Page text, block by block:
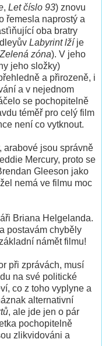
, Let číslo 93) znovu
řemesla naprostý a
oba bratry
Labyrint lžíje
Zelená zóna). V jeho
jeho složky)
a přirozeně, i
a v nejednom
se pochopitelně
téměř pro celý film
není co vytknout.
arabové jsou správně
Mercury, proto se
Gleeson jako
nemá ve filmu moc
Briana Helgelanda.
postavám chyběly
námět filmu!
při zprávách, musí
na své politické
co z toho vyplyne a
alternativní
, ale jde jen o pár
pochopitelně
zlikvidováni a